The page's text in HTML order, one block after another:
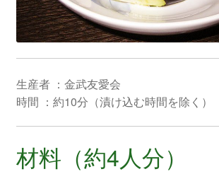
生産者 ：金武友愛会
時間 ：約10分（漬け込む時間を除く）
材料（約4人分）